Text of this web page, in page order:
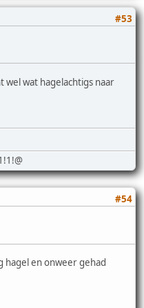
#53
wel wat hagelachtigs naar
#54
hagel en onweer gehad